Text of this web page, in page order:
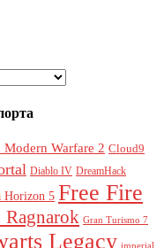
Warfare 2 Cloud9
Diablo IV DreamHack
Horizon 5 Free Fire
Ragnarok Gran Turismo 7
Legacy imperial